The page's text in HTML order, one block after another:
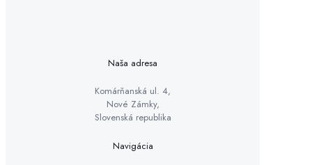
Naša adresa
Komárňanská ul. 4,
Nové Zámky,
Slovenská republika
Navigácia